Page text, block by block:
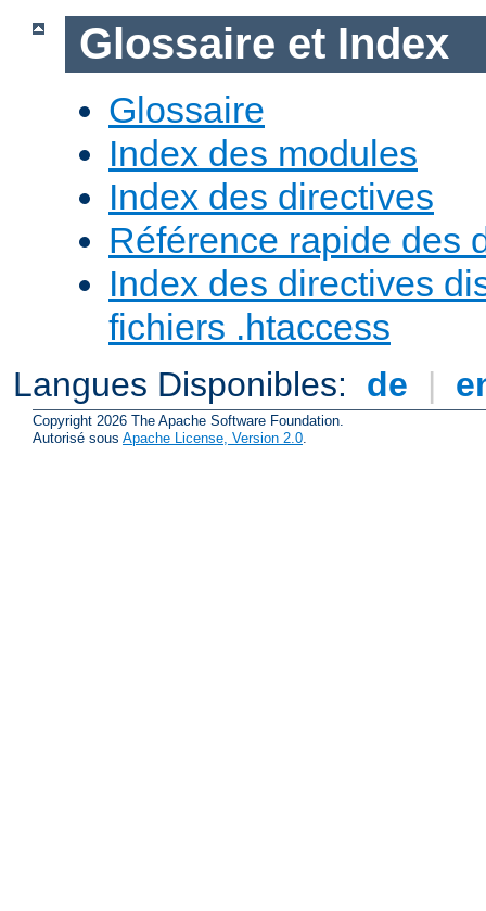
Glossaire et Index
Glossaire
Index des modules
Index des directives
Référence rapide des
Index des directives
fichiers .htaccess
Langues Disponibles: de |
Copyright 2026 The Apache Software Foundation.
Autorisé sous Apache License, Version 2.0.